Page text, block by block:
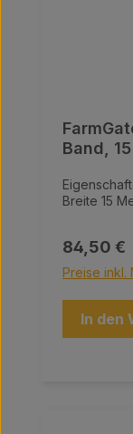
Band,
Eigenschaften: Premium Torrolle
Regulärer
84,50 €
Preise inkl.
In den